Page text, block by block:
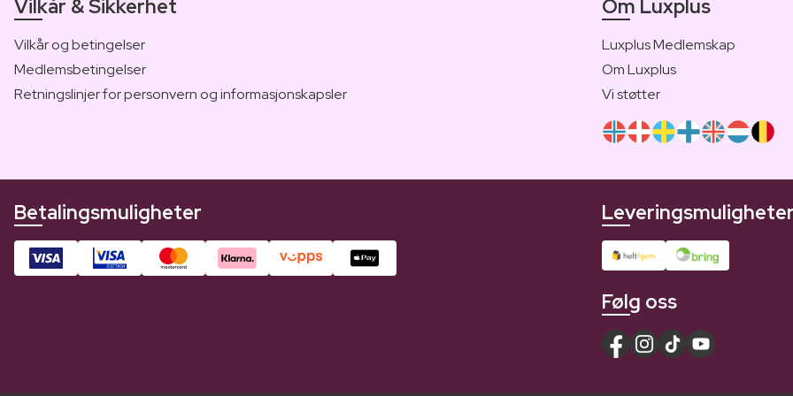
Vilkår & Sikkerhet
Vilkår og betingelser
Medlemsbetingelser
Retningslinjer for personvern og informasjonskapsler
Om Luxplus
Luxplus Medlemskap
Om Luxplus
Vi støtter
Betalingsmuligheter
Følg oss